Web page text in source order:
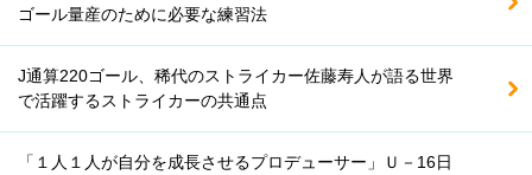
ゴール量産のために必要な練習法
J通算220ゴール、稀代のストライカー佐藤寿人が語る世界
で活躍するストライカーの共通点
「１人１人が自分を成長させるプロデューサー」Ｕ－16日